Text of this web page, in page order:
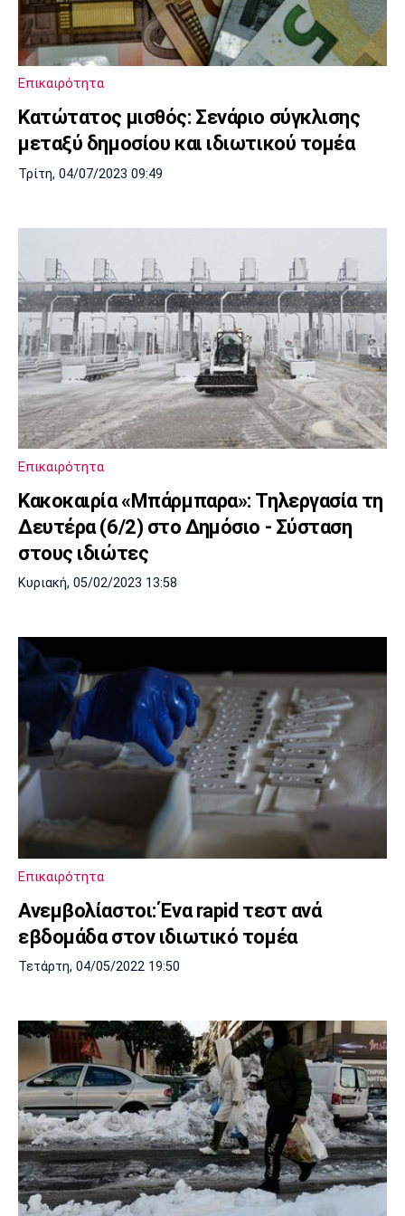
Λίβερπουλ
Μάντσεστερ
Σίτι
Γιουβέντους
Ίντερ Μίλαν Μπάγερν
Ντόρτμουντ
Ζερμέν
Μονακό
Ερυθρός
Αστέρας
Τότεναμ
Πόρτο Μπενφίκα
Επικαιρότητα
Κατώτατος μισθός: Σενάριο σύγκλισης
μεταξύ δημοσίου και ιδιωτικού τομέα
Τρίτη, 04/07/2023 09:49
Επικαιρότητα
Κακοκαιρία «Μπάρμπαρα»: Τηλεργασία τη
Δευτέρα (6/2) στο Δημόσιο - Σύσταση
στους ιδιώτες
Κυριακή, 05/02/2023 13:58
Επικαιρότητα
Ανεμβολίαστοι: Ένα rapid τεστ ανά
εβδομάδα στον ιδιωτικό τομέα
Τετάρτη, 04/05/2022 19:50